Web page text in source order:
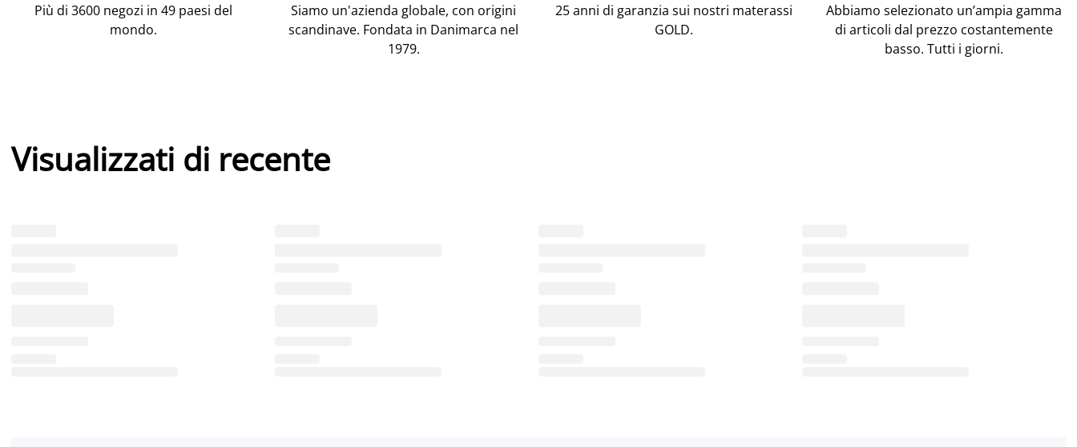
Più di 3600 negozi in 49 paesi del
mondo.
Siamo un'azienda globale, con origini
scandinave. Fondata in Danimarca nel
1979.
25 anni di garanzia sui nostri materassi
GOLD.
Abbiamo selezionato un’ampia gamma
di articoli dal prezzo costantemente
basso. Tutti i giorni.
Visualizzati di recente